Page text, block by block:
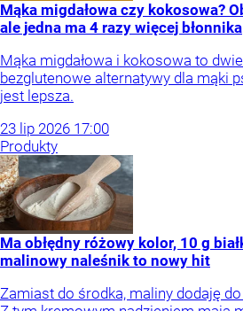
Mąka migdałowa czy kokosowa?
ale jedna ma 4 razy więcej błonnika
Mąka migdałowa i kokosowa to
bezglutenowe alternatywy dla mąki
jest lepsza.
23 lip 2026 17:00
Produkty
Ma obłędny różowy kolor, 10 g
malinowy naleśnik to nowy hit
Zamiast do środka, maliny dodaję